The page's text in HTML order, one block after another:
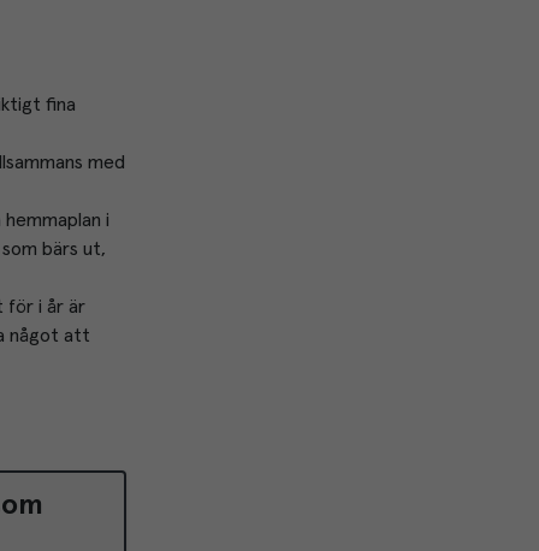
fina
med
i
bärs ut,
för i år är
något att